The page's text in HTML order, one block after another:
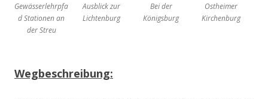
Gewässerlehrpfa
d Stationen an
der Streu
Ausblick zur
Lichtenburg
Bei der
Königsburg
Ostheimer
Kirchenburg
Wegbeschreibung: